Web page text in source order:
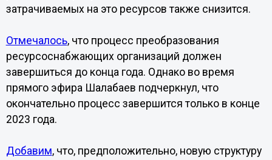
затрачиваемых на это ресурсов также снизится.
Отмечалось, что процесс преобразования
ресурсоснабжающих организаций должен
завершиться до конца года. Однако во время
прямого эфира Шалабаев подчеркнул, что
окончательно процесс завершится только в конце
2023 года.
Добавим, что, предположительно, новую структуру